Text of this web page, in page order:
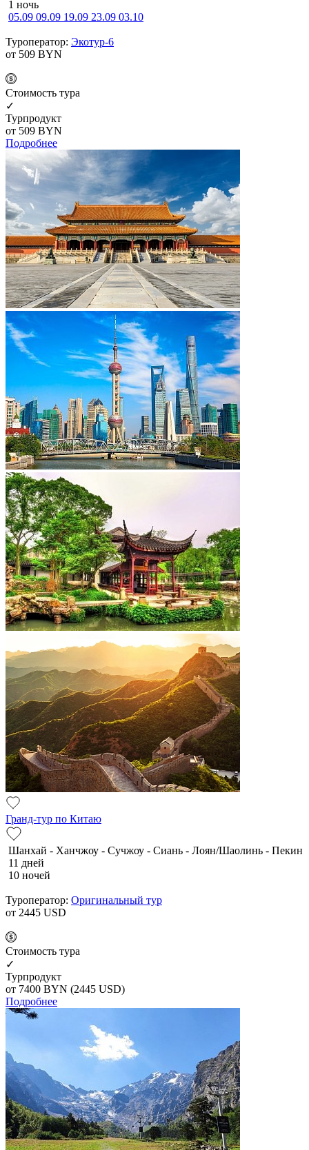
1 ночь
05.09 09.09 19.09 23.09 03.10
Туроператор: Экотур-6
от 509 BYN
Cтоимость тура
✓
Турпродукт
от 509 BYN
Подробнее
Гранд-тур по Китаю
Шанхай - Ханчжоу - Сучжоу - Сиань - Лоян/Шаолинь - Пекин
11 дней
10 ночей
Туроператор: Оригинальный тур
от 2445 USD
Cтоимость тура
✓
Турпродукт
от 7400 BYN (2445 USD)
Подробнее